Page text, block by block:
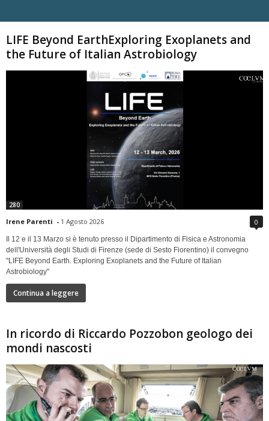
LIFE Beyond EarthExploring Exoplanets and
the Future of Italian Astrobiology
280
Irene Parenti - 1 Agosto 2026 0
Il 12 e il 13 Marzo si è tenuto presso il Dipartimento di Fisica e Astronomia
dell'Università degli Studi di Firenze (sede di Sesto Fiorentino) il convegno
"LIFE Beyond Earth. Exploring Exoplanets and the Future of Italian
Astrobiology"
Continua a leggere
In ricordo di Riccardo Pozzobon geologo dei
mondi nascosti